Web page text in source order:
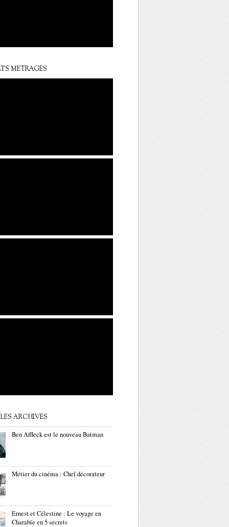
METRAGES
ARCHIVES
Ben Affleck est le nouveau Batman
Métier du cinéma : Chef décorateur
Ernest et Célestine : Le voyage en
Charabïe en 5 secrets